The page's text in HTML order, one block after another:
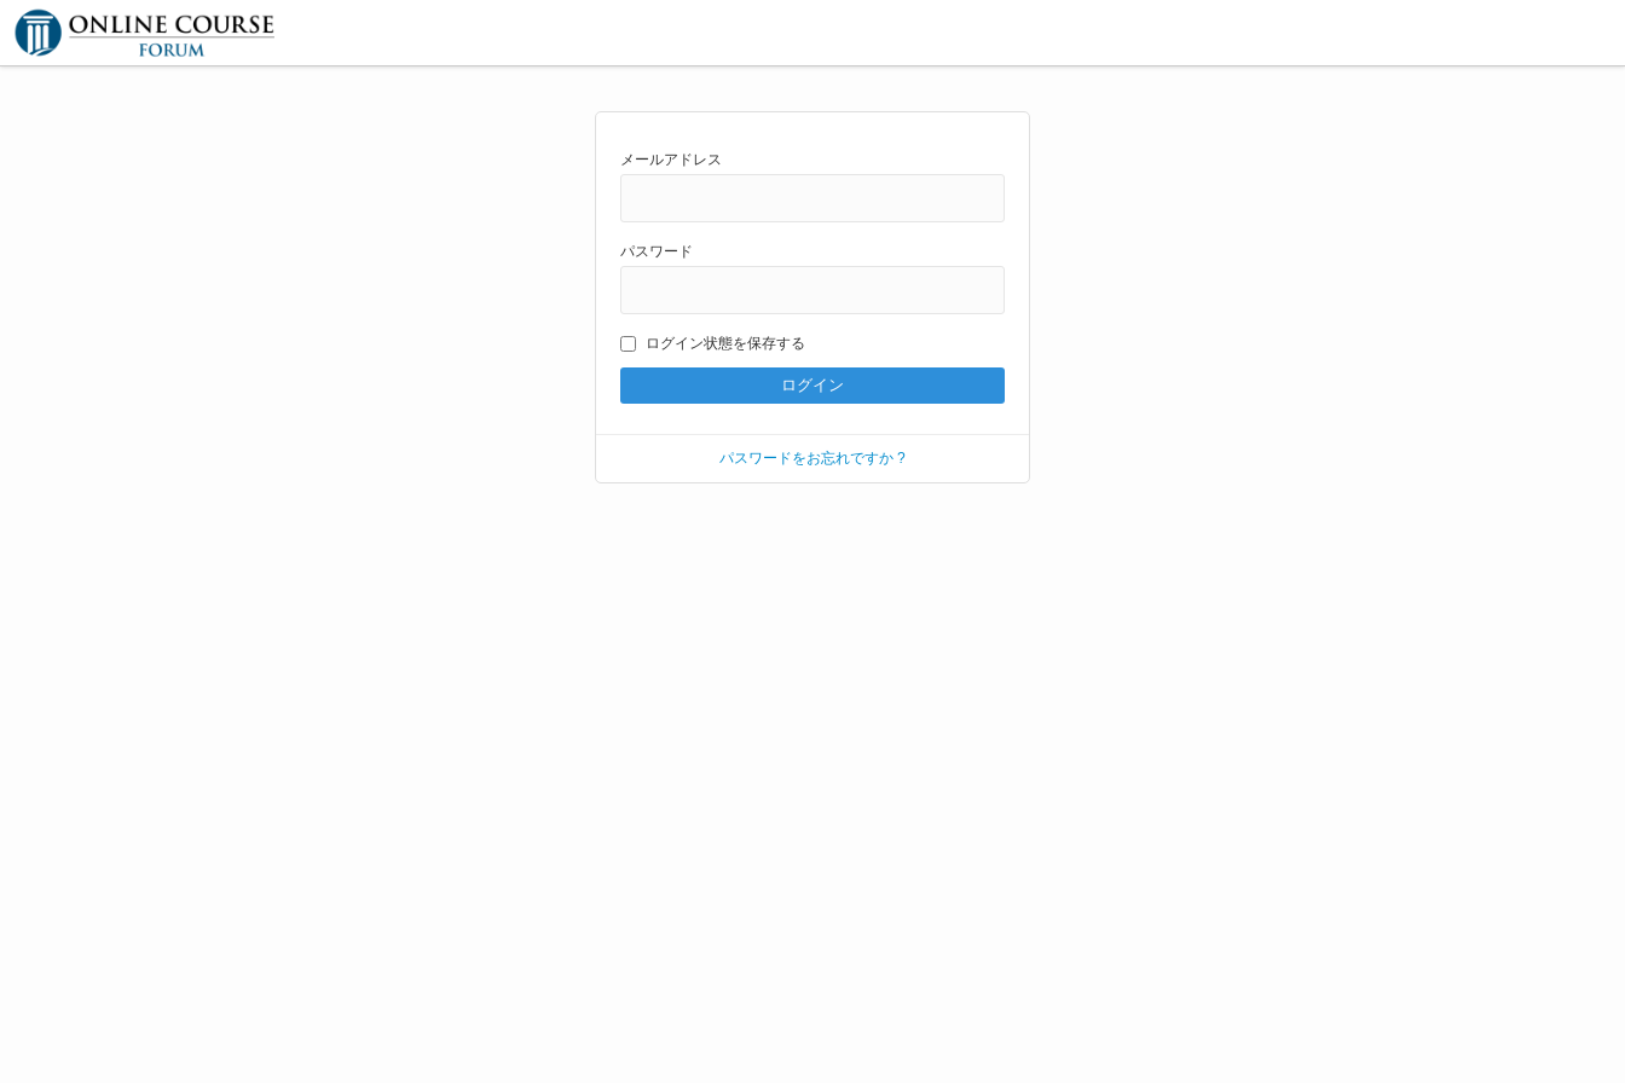
メールアドレス
パスワード
ログイン状態を保存する
パスワードをお忘れですか ?